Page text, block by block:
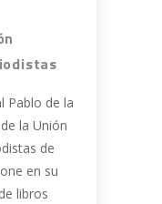
Pablo de la
la Unión
de
en su
libros